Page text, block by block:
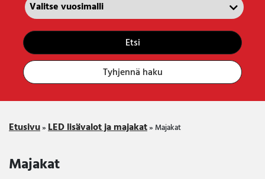
Tyhjennä haku
Etsi
Etusivu»LED lisävalot ja majakat»Majakat
Majakat